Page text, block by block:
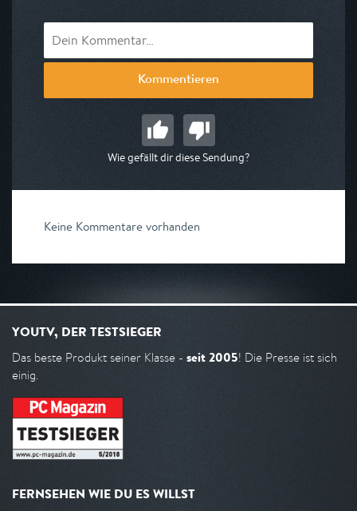
Kommentieren
Wie gefällt dir diese Sendung?
Keine Kommentare vorhanden
YOUTV, DER TESTSIEGER
Das beste Produkt seiner Klasse - seit 2005! Die Presse ist sich
einig.
FERNSEHEN WIE DU ES WILLST